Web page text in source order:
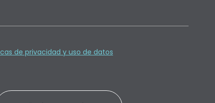
de privacidad y uso de datos